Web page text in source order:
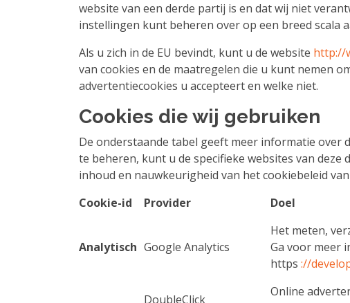
website van een derde partij is en dat wij niet
instellingen kunt beheren over op een breed scala
Als u zich in de EU bevindt, kunt u de website http://
van cookies en de maatregelen die u kunt nemen
advertentiecookies u accepteert en welke niet.
Cookies die wij gebruiken
De onderstaande tabel geeft meer informatie over
te beheren, kunt u de specifieke websites van
inhoud en nauwkeurigheid van het cookiebeleid
Cookie-id
Provider Doel
Analytisch Google Analytics
Het meten,
Ga voor meer
https ://
DoubleClick
Online